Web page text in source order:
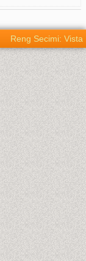
Reng Secimi: Vista